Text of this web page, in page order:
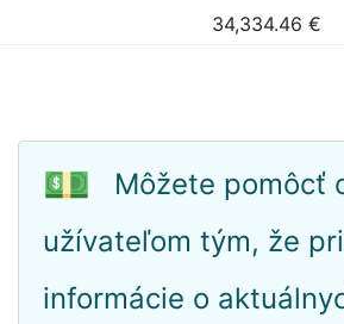
34,334.46 €
💵
Môžete pomôcť
užívateľom tým, že
informácie o